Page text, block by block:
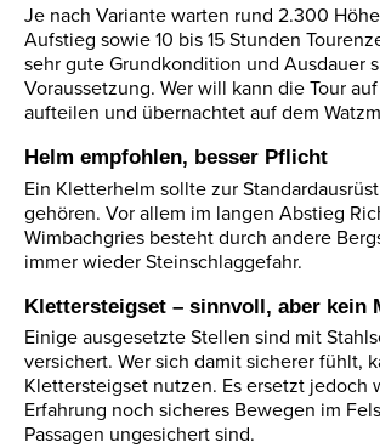
Je nach Variante warten rund 2.300
Aufstieg sowie 10 bis 15 Stunden
sehr gute Grundkondition und Ausdauer
Voraussetzung. Wer will kann die Tour
aufteilen und übernachtet auf dem
Helm empfohlen, besser Pflicht
Ein Kletterhelm sollte zur
gehören. Vor allem im langen Abstieg
Wimbachgries besteht durch andere
immer wieder Steinschlaggefahr.
Klettersteigset – sinnvoll, aber kein
Einige ausgesetzte Stellen sind mit
versichert. Wer sich damit sicherer fühlt,
Klettersteigset nutzen. Es ersetzt jedoch
Erfahrung noch sicheres Bewegen im
Passagen ungesichert sind.